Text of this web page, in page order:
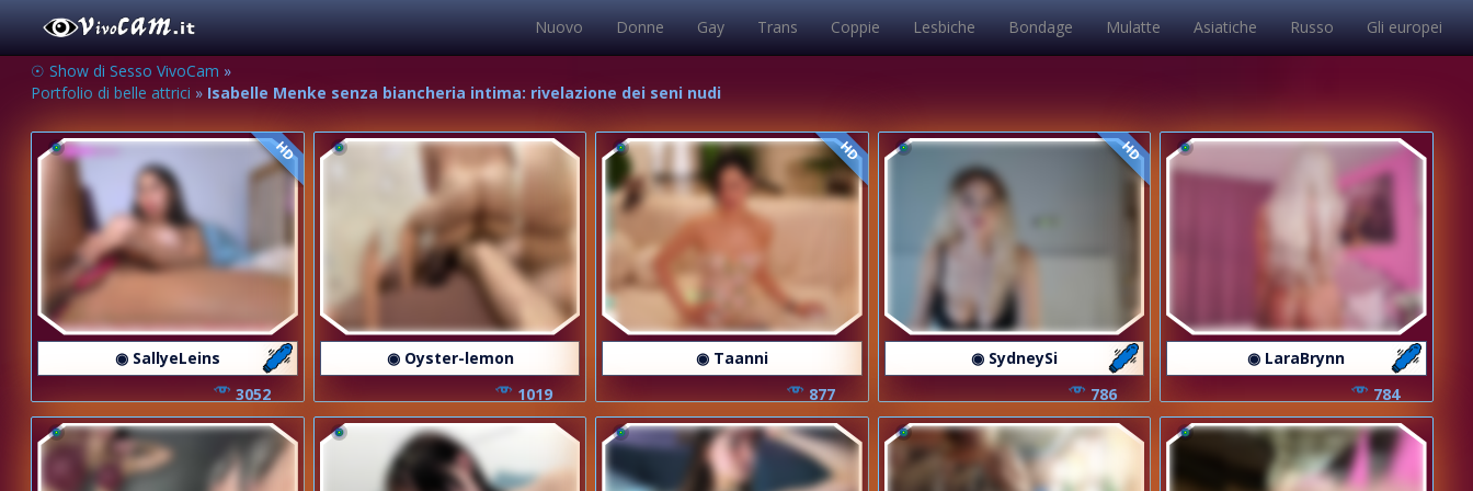
Nuovo Donne Gay Trans Coppie Lesbiche Bondage Mulatte Asiatiche Russo Gli europei
☉ Show di Sesso VivoCam »
Portfolio di belle attrici » Isabelle Menke senza biancheria intima: rivelazione dei seni nudi
HD
◉ SallyeLeins
3052
◉ Oyster-lemon
1019
HD
◉ Taanni
877
HD
◉ SydneySi
786
◉ LaraBrynn
784